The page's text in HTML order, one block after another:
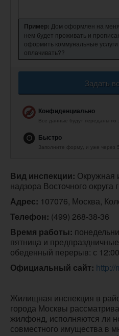
Пример: Дом оформлен на
нем будет проживать и
оформить коммунальные услуги
оплачивать??
Задать
Конфиденциально
Все данные будут переданы
Быстро
Заполните форму, и уже через
Вид инспекции: Окружная
надзора Восточного округа
Адрес: 107076, Москва,
Телефон: (499) 268-38-36
Время работы:
пятница и
обеденный перерыв: с
Официальный сайт: http://
Жилищная инспекция в
города Москвы
жилфонд, исполняются ли
совместного имущества в